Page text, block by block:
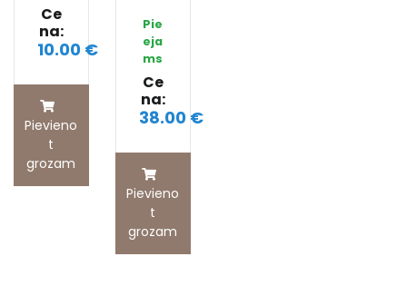
Ce
na:
10.00 €
Pievieno
t
grozam
Pie
eja
ms
Ce
na:
38.00 €
Pievieno
t
grozam